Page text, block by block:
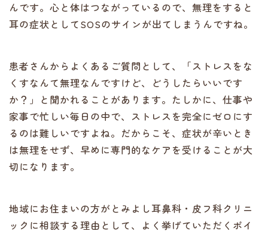
んです。心と体はつながっているので、無理をすると
耳の症状としてSOSのサインが出てしまうんですね。
患者さんからよくあるご質問として、「ストレスをな
くすなんて無理なんですけど、どうしたらいいです
か？」と聞かれることがあります。たしかに、仕事や
家事で忙しい毎日の中で、ストレスを完全にゼロにす
るのは難しいですよね。だからこそ、症状が辛いとき
は無理をせず、早めに専門的なケアを受けることが大
切になります。
地域にお住まいの方がとみよし耳鼻科・皮フ科クリニ
ックに相談する理由として、よく挙げていただくポイ